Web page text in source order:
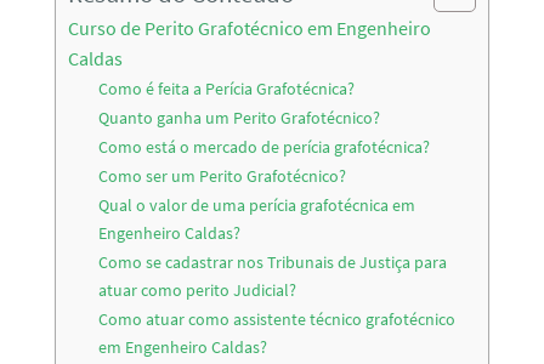
Curso de Perito Grafotécnico em Engenheiro
Caldas
Como é feita a Perícia Grafotécnica?
Quanto ganha um Perito Grafotécnico?
Como está o mercado de perícia grafotécnica?
Como ser um Perito Grafotécnico?
Qual o valor de uma perícia grafotécnica em
Engenheiro Caldas?
Como se cadastrar nos Tribunais de Justiça para
atuar como perito Judicial?
Como atuar como assistente técnico grafotécnico
em Engenheiro Caldas?